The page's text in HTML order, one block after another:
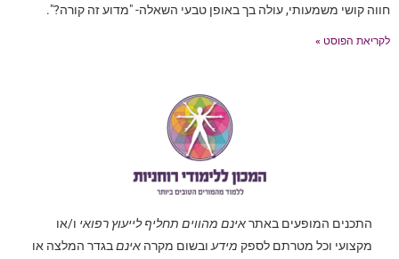
חווה קושי משמעותי, עולה בך באופן טבעי השאלה- "מדוע זה קורה?".
לקריאת הפוסט »
התכנים המופעים באתראינם מהווים תחליף לייעוץ רפואי ו/או
מקצועי וכל מטרתם לספק מידע ובשום מקרה אינםבגדר המלצה או